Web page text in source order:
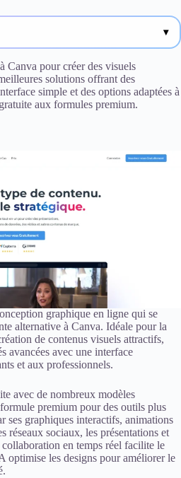
ChatGPT
Gemini
Canva pour créer des visuels
solutions offrant des
simple et des options adaptées à
aux formules premium.
graphique en ligne qui se
alternative à Canva. Idéale pour la
de contenus visuels attractifs,
avancées avec une interface
et aux professionnels.
avec de nombreux modèles
premium pour des outils plus
ses graphiques interactifs, animations
réseaux sociaux, les présentations et
en temps réel facilite le
optimise les designs pour améliorer le